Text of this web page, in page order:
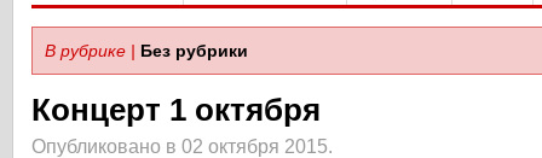
В рубрике | Без рубрики
Концерт 1 октября
Опубликовано в 02 октября 2015.